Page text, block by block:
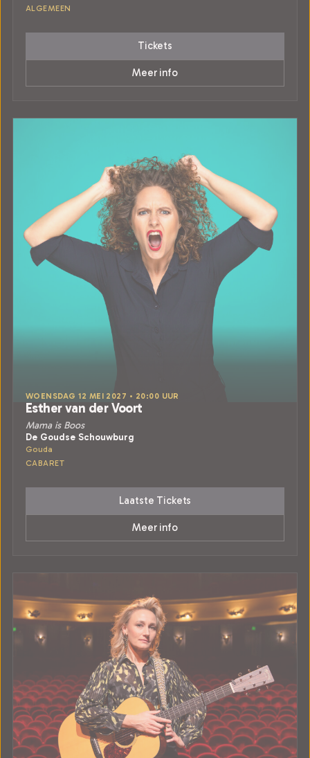
ALGEMEEN
Tickets
Meer info
WOENSDAG 12 MEI 2027 • 20:00 UUR
Esther van der Voort
Mama is Boos
De Goudse Schouwburg
Gouda
CABARET
Laatste Tickets
Meer info